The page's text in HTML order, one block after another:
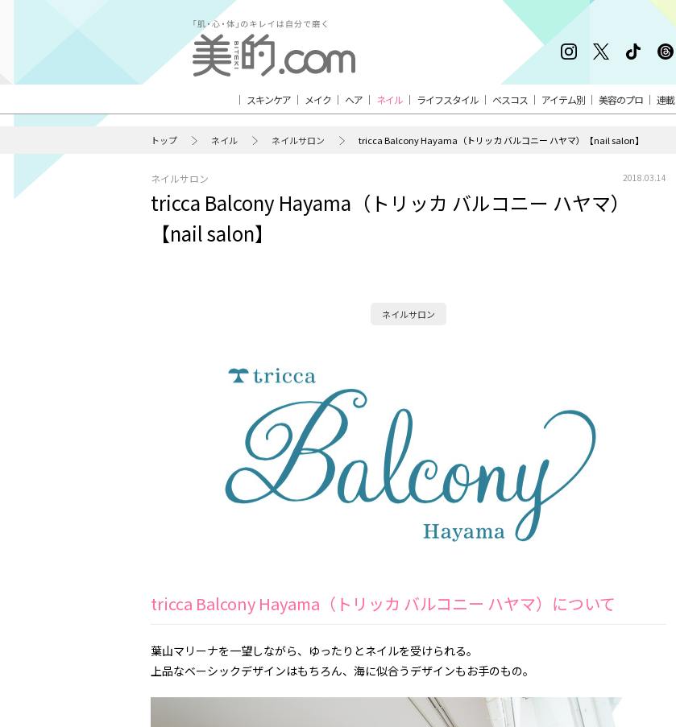
スキンケア メイク ヘア ネイル ライフスタイル ベスコス アイテム別 美容のプロ 連載
トップ ネイル ネイルサロン tricca Balcony Hayama（トリッカ バルコニー ハヤマ）【nail salon】
ネイルサロン 2018.03.14
tricca Balcony Hayama（トリッカ バルコニー ハヤマ）
【nail salon】
ネイルサロン
tricca Balcony Hayama（トリッカ バルコニー ハヤマ）について
葉山マリーナを一望しながら、ゆったりとネイルを受けられる。
上品なベーシックデザインはもちろん、海に似合うデザインもお手のもの。